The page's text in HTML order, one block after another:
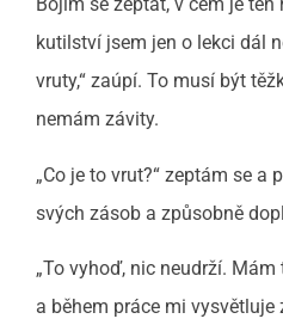
kutilství jsem jen o lekci dál
vruty,“ zaúpí. To musí být
nemám závity.
„Co je to vrut?“ zeptám se a
svých zásob a způsobně
„To vyhoď, nic neudrží. Mám
a během práce mi